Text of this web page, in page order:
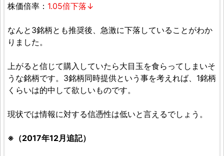
株価倍率： 1.05倍下落↓
なんと3銘柄とも推奨後、急激に下落していることがわか
りました。
上がると信じて購入していたら大目玉を食らってしまいそ
うな銘柄です。3銘柄同時提供という事を考えれば、1銘柄
くらいは的中して欲しいものです。
現状では情報に対する信憑性は低いと言えるでしょう。
※（2017年12月追記）